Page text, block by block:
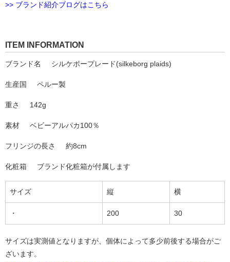
>> ブランド紹介ブログはこちら
ITEM INFORMATION
ブランド名 シルケボープレード(silkeborg plaids)
生産国 ペルー製
重さ 142g
素材 ベビーアルパカ100％
フリンジの長さ 約8cm
化粧箱 ブランド化粧箱が付属します
サイズ 縦 横
・ 200 30
サイズは実測値となりますが、個体によって多少前後する場合がご
ざいます。